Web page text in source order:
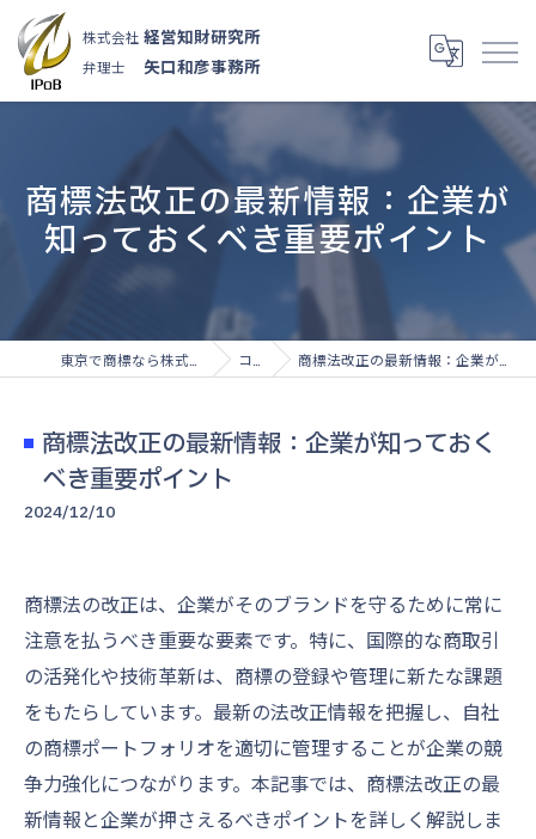
株式会社 経営知財研究所
弁理士 矢口和彦事務所
商標法改正の最新情報：企業が
知っておくべき重要ポイント
コラム 商標法改正の最新情報：企業が知っておくべき重要ポイント
商標法改正の最新情報：企業が知っておく
べき重要ポイント
2024/12/10
商標法の改正は、企業がそのブランドを守るために常に
注意を払うべき重要な要素です。特に、国際的な商取引
の活発化や技術革新は、商標の登録や管理に新たな課題
をもたらしています。最新の法改正情報を把握し、自社
の商標ポートフォリオを適切に管理することが企業の競
争力強化につながります。本記事では、商標法改正の最
新情報と企業が押さえるべきポイントを詳しく解説しま